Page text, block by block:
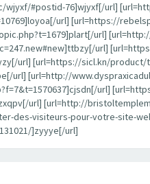
#postid-76]wjyxf[/url]
url] [url=https://
url]
url]
url] [url=https://sicl.kn/
url] [url=http://
url]
url] [url=http://
des-visiteurs-pour-votre-site-
]zyyye[/url]